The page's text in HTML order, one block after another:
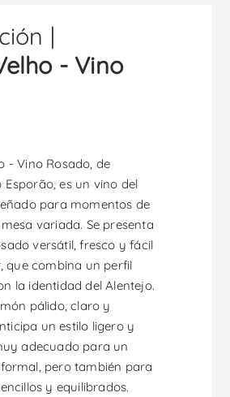
|
- Vino
- Vino Rosado, de
Esporão, es un vino del
para momentos de
variada. Se presenta
versátil, fresco y fácil
que combina un perfil
la identidad del Alentejo.
pálido, claro y
un estilo ligero y
adecuado para un
pero también para
y equilibrados.